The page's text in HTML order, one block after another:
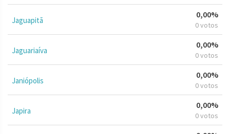
Jaguapitã
0,00%
0 votos
Jaguariaíva
0,00%
0 votos
Janiópolis
0,00%
0 votos
Japira
0,00%
0 votos